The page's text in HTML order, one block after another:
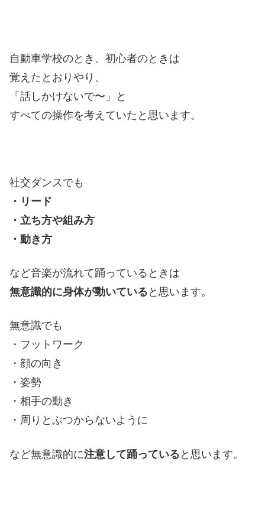
自動車学校のとき、初心者のときは
覚えたとおりやり、
「話しかけないで〜」と
すべての操作を考えていたと思います。
社交ダンスでも
・リード
・立ち方や組み方
・動き方
など音楽が流れて踊っているときは
無意識的に身体が動いている と思います。
無意識でも
・フットワーク
・顔の向き
・姿勢
・相手の動き
・周りとぶつからないように
など無意識的に注意して踊っている と思います。